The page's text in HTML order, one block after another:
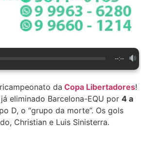
--:--
da Copa Libertadores!
eliminado Barcelona-EQU por 4 a
D, o “grupo da morte”. Os gols
Christian e Luis Sinisterra.